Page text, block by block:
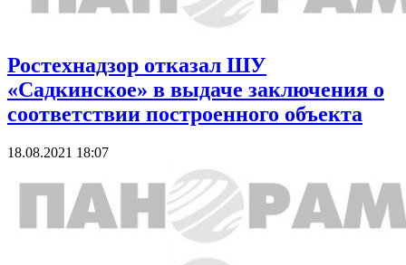
Ростехнадзор отказал ШУ
«Садкинское» в выдаче заключения о
соответствии построенного объекта
18.08.2021 18:07